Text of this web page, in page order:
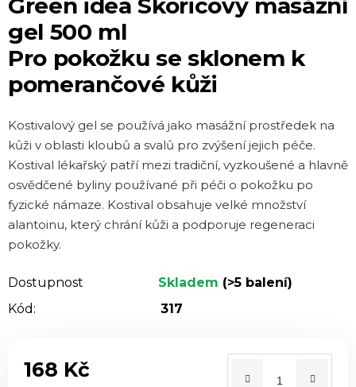
Green idea Skořicový masážní
gel 500 ml
Pro pokožku se sklonem k
pomerančové kůži
produktu
je
0,0
z 5
Kostivalový gel se používá jako masážní prostředek na
kůži v oblasti kloubů a svalů pro zvýšení jejich péče.
Kostival lékařský patří mezi tradiční, vyzkoušené a hlavně
osvědčené byliny používané při péči o pokožku po
fyzické námaze. Kostival obsahuje velké množství
alantoinu, který chrání kůži a podporuje regeneraci
pokožky.
Dostupnost Skladem (>5 balení)
Kód:
317
168 Kč